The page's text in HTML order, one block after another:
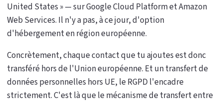
United States » — sur Google Cloud Platform et Amazon
Web Services. Il n'y a pas, à ce jour, d'option
d'hébergement en région européenne.
Concrètement, chaque contact que tu ajoutes est donc
transféré hors de l'Union européenne. Et un transfert de
données personnelles hors UE, le RGPD l'encadre
strictement. C'est là que le mécanisme de transfert entre